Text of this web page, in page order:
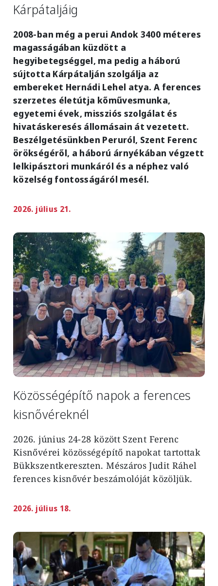
Kárpátaljáig
2008-ban még a perui Andok 3400 méteres
magasságában küzdött a
hegyibetegséggel, ma pedig a háború
sújtotta Kárpátalján szolgálja az
embereket Hernádi Lehel atya. A ferences
szerzetes életútja kőművesmunka,
egyetemi évek, missziós szolgálat és
hivatáskeresés állomásain át vezetett.
Beszélgetésünkben Peruról, Szent Ferenc
örökségéről, a háború árnyékában végzett
lelkipásztori munkáról és a néphez való
közelség fontosságáról mesél.
2026. július 21.
Image
Közösségépítő napok a ferences
kisnővéreknél
2026. június 24-28 között Szent Ferenc
Kisnővérei közösségépítő napokat tartottak
Bükkszentkereszten. Mészáros Judit Ráhel
ferences kisnővér beszámolóját közöljük.
2026. július 18.
Image